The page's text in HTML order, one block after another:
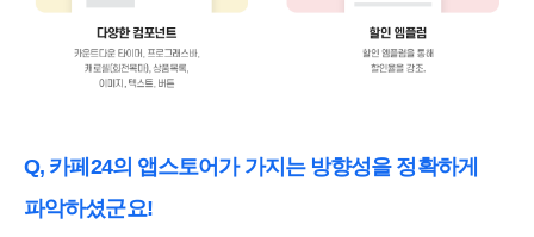
Q, 카페24의 앱스토어가 가지는 방향성을 정확하게
파악하셨군요!